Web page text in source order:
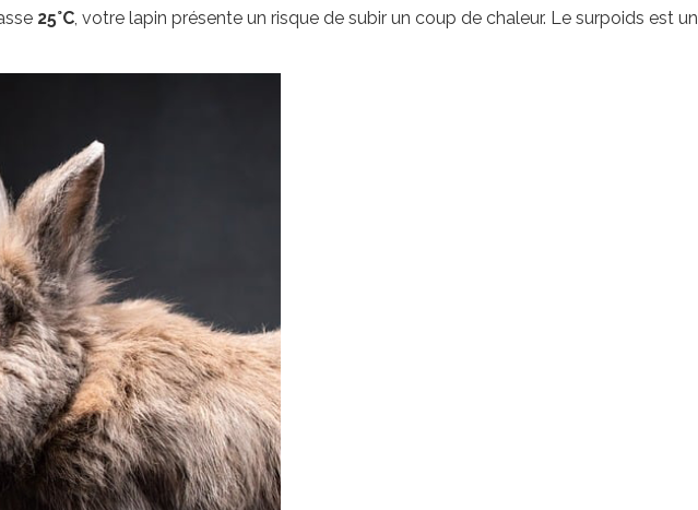
25°C, votre lapin présente un risque de subir un coup de chaleur. Le surpoids est un